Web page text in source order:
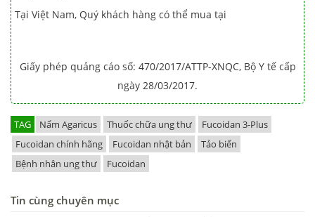
Tại Việt Nam, Quý khách hàng có thể mua tại
Giấy phép quảng cáo số: 470/2017/ATTP-XNQC, Bộ Y tế cấp
ngày 28/03/2017.
TAG Nấm Agaricus Thuốc chữa ung thư
Fucoidan 3-Plus
Fucoidan chính hãng
Fucoidan nhật bản
Tảo biển
Bệnh nhân ung thư
Fucoidan
Tin cùng chuyên mục